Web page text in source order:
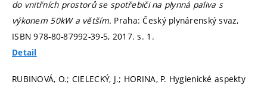
do vnitřních prostorů se spotřebiči na plynná paliva s
výkonem 50kW a větším. Praha: Český plynárenský svaz,
ISBN 978-80-87992-39-5, 2017.s. 1.
Detail
RUBINOVÁ, O.; CIELECKÝ, J.; HORINA, P. Hygienické aspekty